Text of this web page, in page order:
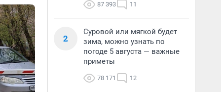
87 393 11
2
Суровой или мягкой будет
зима, можно узнать по
погоде 5 августа — важные
приметы
78 171 12